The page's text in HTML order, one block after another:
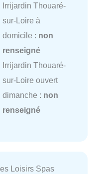
Irrijardin Thouaré-
sur-Loire à
domicile : non
renseigné
Irrijardin Thouaré-
sur-Loire ouvert
dimanche : non
renseigné
Loisirs Spas